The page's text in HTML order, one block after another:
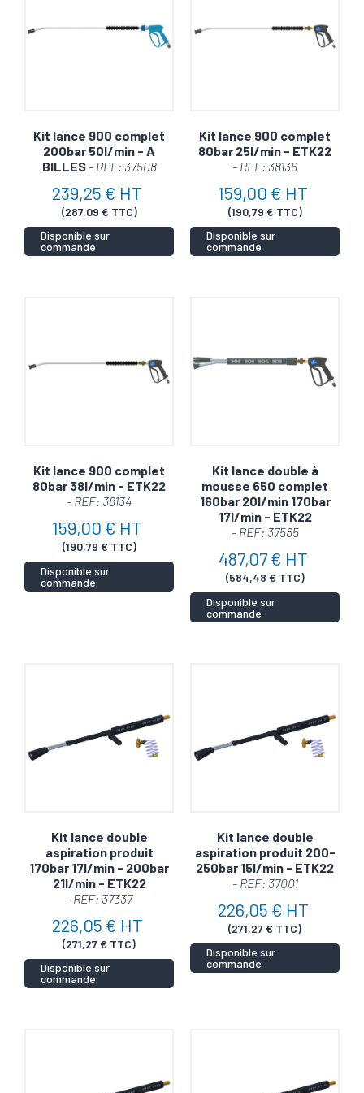
Kit lance 900 complet
200bar 50l/min - A
BILLES - REF: 37508
239,25 € HT
(287,09 € TTC)
Disponible sur
commande
Kit lance 900 complet
80bar 25l/min - ETK22
- REF: 38136
159,00 € HT
(190,79 € TTC)
Disponible sur
commande
Kit lance 900 complet
80bar 38l/min - ETK22
- REF: 38134
159,00 € HT
(190,79 € TTC)
Disponible sur
commande
Kit lance double à
mousse 650 complet
160bar 20l/min 170bar
17l/min - ETK22
- REF: 37585
487,07 € HT
(584,48 € TTC)
Disponible sur
commande
Kit lance double
aspiration produit
170bar 17l/min - 200bar
21l/min - ETK22
- REF: 37337
226,05 € HT
(271,27 € TTC)
Disponible sur
commande
Kit lance double
aspiration produit 200-
250bar 15l/min - ETK22
- REF: 37001
226,05 € HT
(271,27 € TTC)
Disponible sur
commande